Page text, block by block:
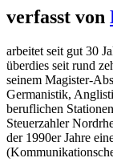
verfasst von
arbeitet seit gut 30
überdies seit rund
seinem Magister-
Germanistik,
beruflichen
Steuerzahler
der 1990er Jahre